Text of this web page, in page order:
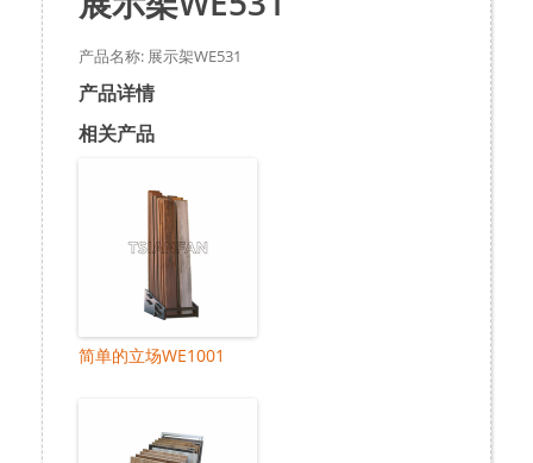
产品名称: 展示架WE531
产品详情
相关产品
简单的立场WE1001